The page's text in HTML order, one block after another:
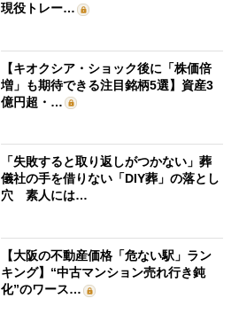
現役トレー…
【キオクシア・ショック後に「株価倍
増」も期待できる注目銘柄5選】資産3
億円超・…
「失敗すると取り返しがつかない」葬
儀社の手を借りない「DIY葬」の落とし
穴 素人には…
【大阪の不動産価格「危ない駅」ラン
キング】“中古マンション売れ行き鈍
化”のワース…